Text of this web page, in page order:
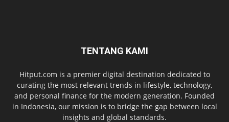
TENTANG KAMI
Hitput.com is a premier digital destination dedicated to
curating the most relevant trends in lifestyle, technology,
and personal finance for the modern generation. Founded
in Indonesia, our mission is to bridge the gap between local
insights and global standards.